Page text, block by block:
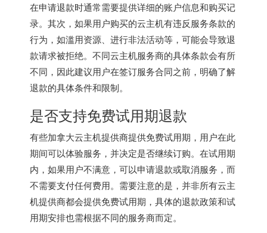
在申请退款时通常需要提供详细的账户信息和购买记
录。其次，如果用户购买的云主机有违反服务条款的
行为，如滥用资源、进行非法活动等，可能会导致退
款请求被拒绝。不同云主机服务商的具体条款会有所
不同，因此建议用户在签订服务合同之前，明确了解
退款的具体条件和限制。
是否支持免费试用期退款
有些加拿大云主机提供商提供免费试用期，用户在此
期间可以体验服务，并决定是否继续订购。在试用期
内，如果用户不满意，可以申请退款或取消服务，而
不需要支付任何费用。需要注意的是，并非所有云主
机提供商都会提供免费试用期，具体的退款政策和试
用期安排也需根据不同的服务商而定。